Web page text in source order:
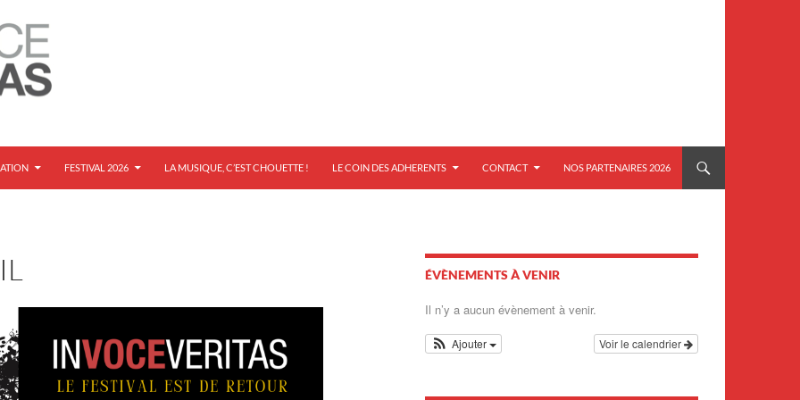
FESTIVAL 2026 LA MUSIQUE, C’EST CHOUETTE ! LE COIN DES ADHERENTS CONTACT NOS PARTENAIRES 2026
ÉVÈNEMENTS À VENIR
Il n’y a aucun évènement à venir.
Voir le calendrier
Ajouter